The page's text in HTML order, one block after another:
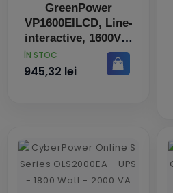
GreenPower
VP1600EILCD, Line-
interactive, 1600VA,
960W, 8 x IEC C13,
protectie
PRET
ÎN STOC
945,32 lei